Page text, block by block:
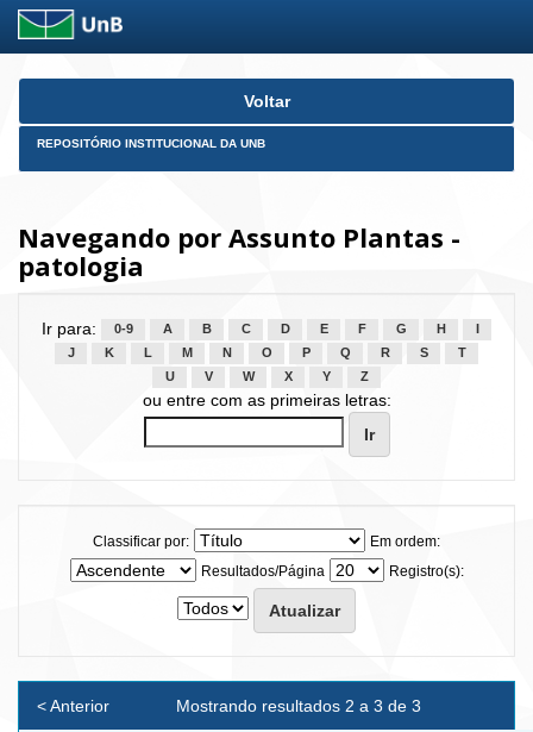
Skip
Voltar
REPOSITÓRIO INSTITUCIONAL DA UNB
Navegando por Assunto Plantas -
patologia
Ir para: 0-9 A B C D E F G H
J
K L M N O P Q R S
T
U
V W X Y Z
ou entre com as primeiras letras:
Classificar por:
Em ordem:
Resultados/Página
Registro(s):
Mostrando resultados 2 a 3 de 3
< Anterior